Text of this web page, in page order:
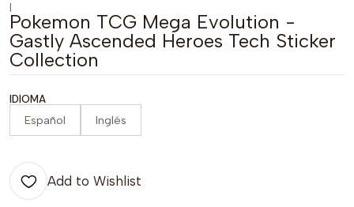
|
Pokemon TCG Mega Evolution -
Gastly Ascended Heroes Tech Sticker
Collection
IDIOMA
Español Inglés
Add to Wishlist